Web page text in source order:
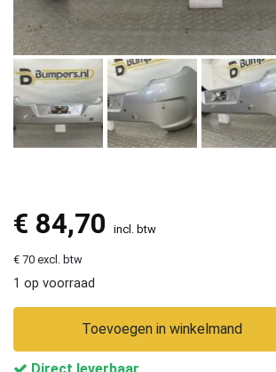
€ 84,70 incl. btw
€ 70 excl. btw
1 op voorraad
Toevoegen in winkelmand